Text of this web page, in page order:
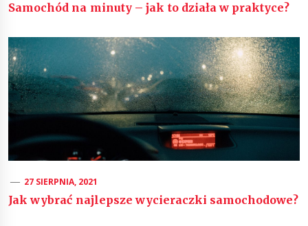
Samochód na minuty – jak to działa w praktyce?
27 SIERPNIA, 2021
Jak wybrać najlepsze wycieraczki samochodowe?